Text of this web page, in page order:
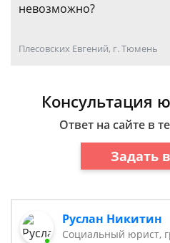
невозможно?
Плесовских Евгений, г. Тюмень
Консультация
Ответ на сайте в
Задать
Руслан Никитин
Социальный юрист,